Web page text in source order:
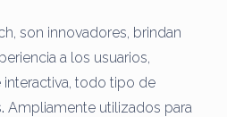
son innovadores, brindan
a los usuarios,
todo tipo de
. Ampliamente utilizados para